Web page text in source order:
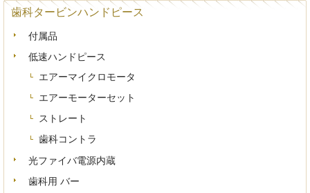
歯科タービンハンドピース
付属品
低速ハンドピース
エアーマイクロモータ
エアーモーターセット
ストレート
歯科コントラ
光ファイバ電源内蔵
歯科用 バー